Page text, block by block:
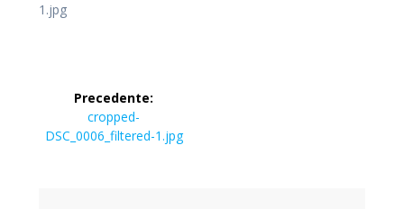
1.jpg
Navigazione
articoli
Precedente:
Articolo
precedente:
cropped-
DSC_0006_filtered-1.jpg